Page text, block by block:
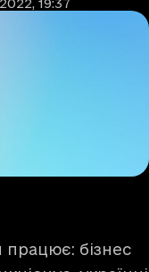
, 19:37
працює: бізнес